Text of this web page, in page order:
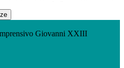
Giovanni XXIII